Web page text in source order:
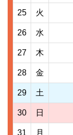
25 火
26 水
27 木
28 金
29 土
30 日
31 月